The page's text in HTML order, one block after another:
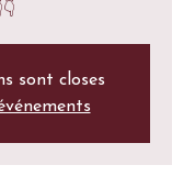
sont closes